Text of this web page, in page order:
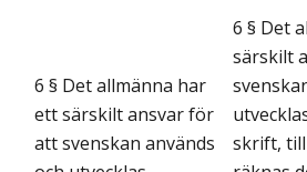
6 § Det allmänna har
ett särskilt ansvar för
att svenskan används
6 § Det
särskilt
skrift, till